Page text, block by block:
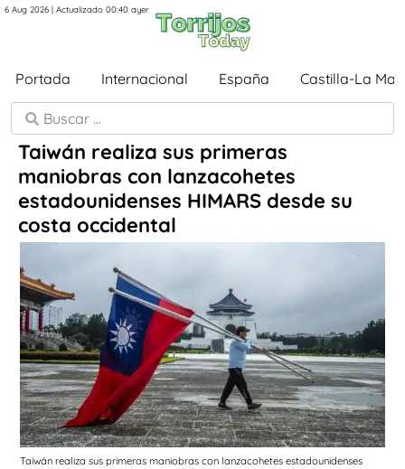
6 Aug 2026 | Actualizado 00:40 ayer
Portada Internacional España Castilla-La
Taiwán realiza sus primeras
maniobras con lanzacohetes
estadounidenses HIMARS desde su
costa occidental
Taiwán realiza sus primeras maniobras con lanzacohetes estadounidenses